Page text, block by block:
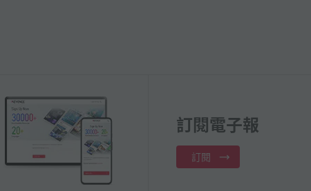
訂閱電子報
訂閱